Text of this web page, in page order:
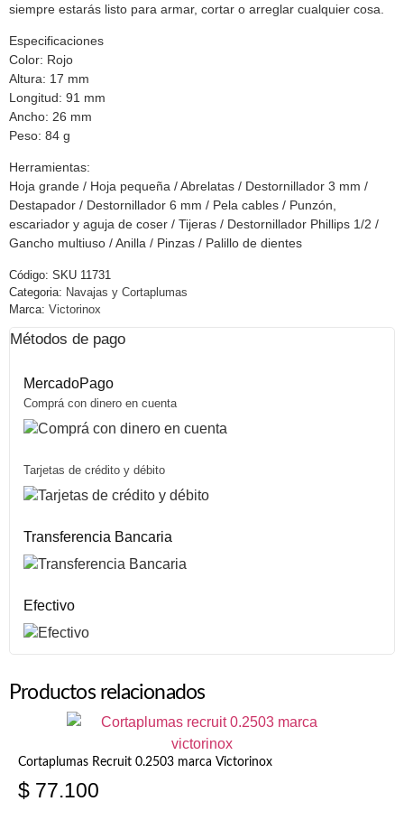
siempre estarás listo para armar, cortar o arreglar cualquier cosa.
Especificaciones
Color: Rojo
Altura: 17 mm
Longitud: 91 mm
Ancho: 26 mm
Peso: 84 g
Herramientas:
Hoja grande / Hoja pequeña / Abrelatas / Destornillador 3 mm /
Destapador / Destornillador 6 mm / Pela cables / Punzón,
escariador y aguja de coser / Tijeras / Destornillador Phillips 1/2 /
Gancho multiuso / Anilla / Pinzas / Palillo de dientes
Código: SKU 11731
Categoria: Navajas y Cortaplumas
Marca: Victorinox
Métodos de pago
MercadoPago
Comprá con dinero en cuenta
Tarjetas de crédito y débito
Transferencia Bancaria
Efectivo
Productos relacionados
Cortaplumas Recruit 0.2503 marca Victorinox
$ 77.100